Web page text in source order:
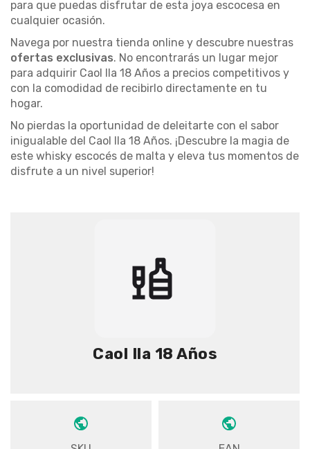
para que puedas disfrutar de esta joya escocesa en
cualquier ocasión.
Navega por nuestra tienda online y descubre nuestras
ofertas exclusivas. No encontrarás un lugar mejor
para adquirir Caol Ila 18 Años a precios competitivos y
con la comodidad de recibirlo directamente en tu
hogar.
No pierdas la oportunidad de deleitarte con el sabor
inigualable del Caol Ila 18 Años. ¡Descubre la magia de
este whisky escocés de malta y eleva tus momentos de
disfrute a un nivel superior!
Caol Ila 18 Años